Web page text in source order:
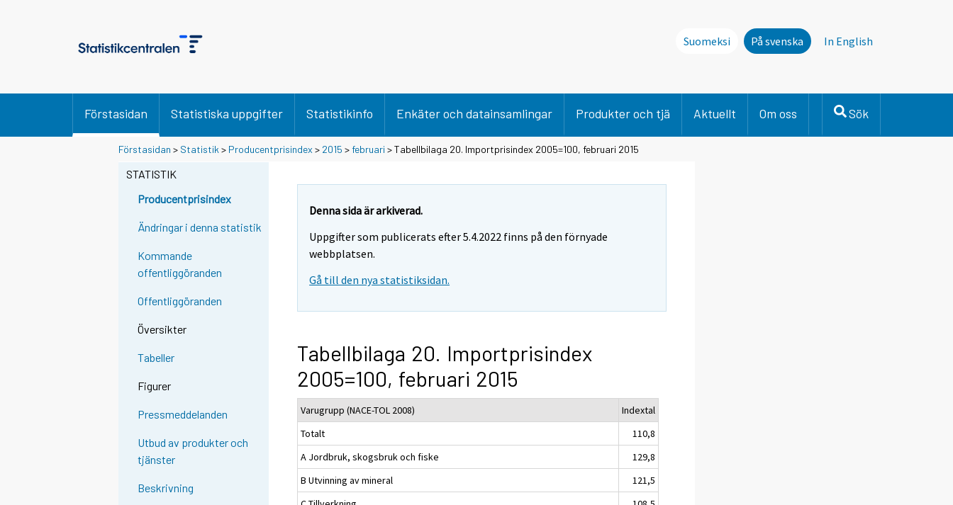
Suomeksi På svenska In English
Förstasidan Statistiska uppgifter Statistikinfo Enkäter och datainsamlingar Produkter och tjä Aktuellt Om oss Sök
Förstasidan > Statistik > Producentprisindex > 2015 >februari > Tabellbilaga 20. Importprisindex 2005=100, februari 2015
STATISTIK
Producentprisindex
Ändringar i denna statistik
Kommande
offentliggöranden
Offentliggöranden
Översikter
Tabeller
Figurer
Pressmeddelanden
Utbud av produkter och
tjänster
Beskrivning
Denna sida är arkiverad.
Uppgifter som publicerats efter 5.4.2022 finns på den förnyade
webbplatsen.
Gå till den nya statistiksidan.
Tabellbilaga 20. Importprisindex
2005=100, februari 2015
Varugrupp (NACE-TOL 2008)
Indextal
Totalt
110,8
A Jordbruk, skogsbruk och fiske
129,8
B Utvinning av mineral
121,5